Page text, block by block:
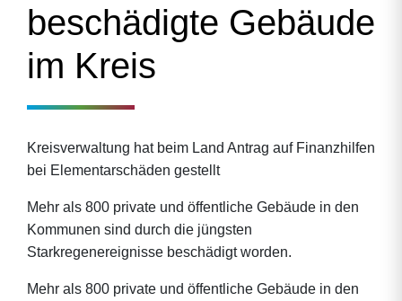
beschädigte Gebäude
im Kreis
Kreisverwaltung hat beim Land Antrag auf Finanzhilfen
bei Elementarschäden gestellt
Mehr als 800 private und öffentliche Gebäude in den
Kommunen sind durch die jüngsten
Starkregenereignisse beschädigt worden.
Mehr als 800 private und öffentliche Gebäude in den